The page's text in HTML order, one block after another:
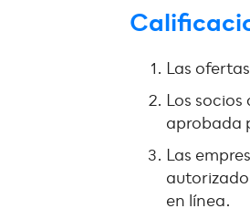
Las
Los
aprobada
Las
en línea.